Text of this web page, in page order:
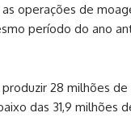
operações de
período do ano
28 milhões
das 31,9 milhões